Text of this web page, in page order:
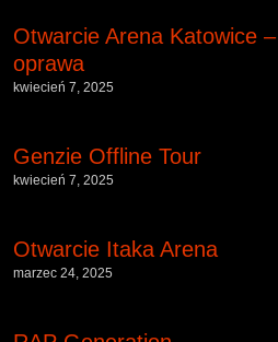
Otwarcie Arena Katowice –
oprawa
kwiecień 7, 2025
Genzie Offline Tour
kwiecień 7, 2025
Otwarcie Itaka Arena
marzec 24, 2025